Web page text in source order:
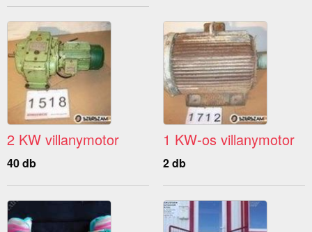
2 KW villanymotor
40 db
1 KW-os villanymotor
2 db